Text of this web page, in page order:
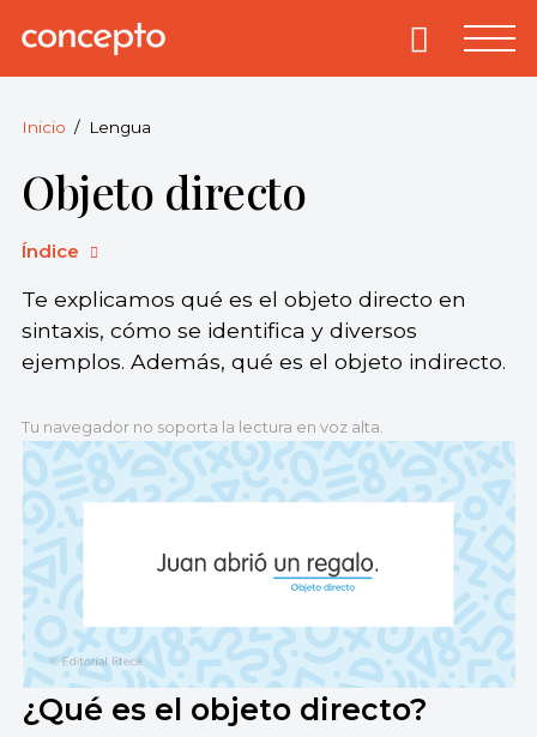
Concepto.
derechos
reservados.
Primary
Inicio Lengua
Objeto directo
Índice
Te explicamos qué es el objeto directo en
sintaxis, cómo se identifica y diversos
ejemplos. Además, qué es el objeto indirecto.
Tu navegador no soporta la lectura en voz alta.
¿Qué es el objeto directo?